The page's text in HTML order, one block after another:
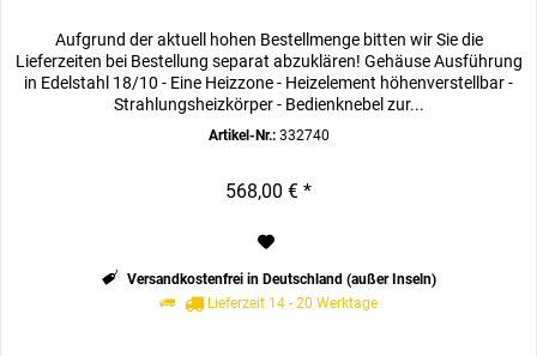
Aufgrund der aktuell hohen Bestellmenge bitten wir Sie die
Lieferzeiten bei Bestellung separat abzuklären! Gehäuse Ausführung
in Edelstahl 18/10 - Eine Heizzone - Heizelement höhenverstellbar -
Strahlungsheizkörper - Bedienknebel zur...
Artikel-Nr.:332740
568,00 € *
Versandkostenfrei in Deutschland (außer Inseln)
Lieferzeit 14 - 20 Werktage